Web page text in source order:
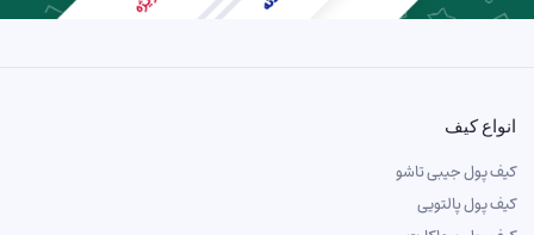
انواع کیف
کیف پول جیبی تاشو
کیف پول پالتویی